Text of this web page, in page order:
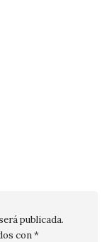
publicada.
con*